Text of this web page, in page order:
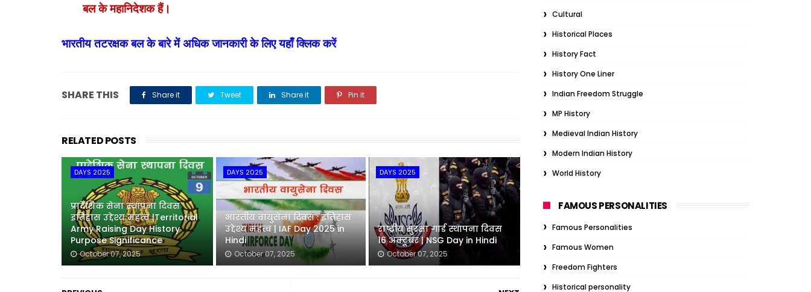
बल के महानिदेशक हैं।
भारतीय तटरक्षक बल के बारे में अधिक जानकारी के लिए यहाँ क्लिक करें
SHARE THIS Share it Tweet Share it Pin it
RELATED POSTS
DAYS 2025
प्रादेशिक सेना स्थापना दिवस
इतिहास उद्देश्य महत्व |Territorial
Army Raising Day History
Purpose Significance
October 07, 2025
DAYS 2025
भारतीय वायुसेना दिवस : इतिहास
उद्देश्य महत्व | IAF Day 2025 in
Hindi
October 07, 2025
DAYS 2025
राष्ट्रीय सुरक्षा गार्ड स्थापना दिवस
16 अक्टूबर | NSG Day in Hindi
October 07, 2025
Cultural
Historical Places
History Fact
History One Liner
Indian Freedom Struggle
MP History
Medieval Indian History
Modern Indian History
World History
FAMOUS PERSONALITIES
Famous Personalities
Famous Women
Freedom Fighters
Historical personality